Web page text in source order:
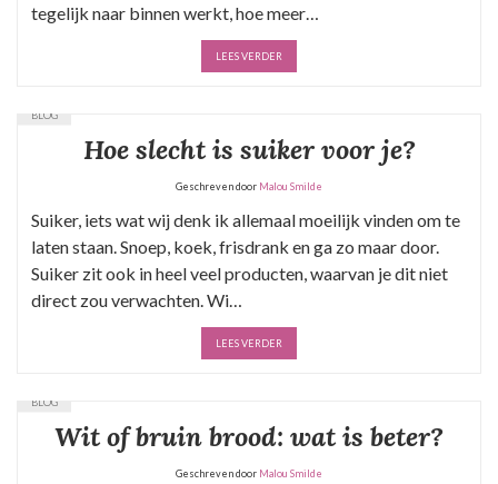
tegelijk naar binnen werkt, hoe meer…
LEES VERDER
BLOG
Hoe slecht is suiker voor je?
Geschreven door Malou Smilde
Suiker, iets wat wij denk ik allemaal moeilijk vinden om te
laten staan. Snoep, koek, frisdrank en ga zo maar door.
Suiker zit ook in heel veel producten, waarvan je dit niet
direct zou verwachten. Wi…
LEES VERDER
BLOG
Wit of bruin brood: wat is beter?
Geschreven door Malou Smilde